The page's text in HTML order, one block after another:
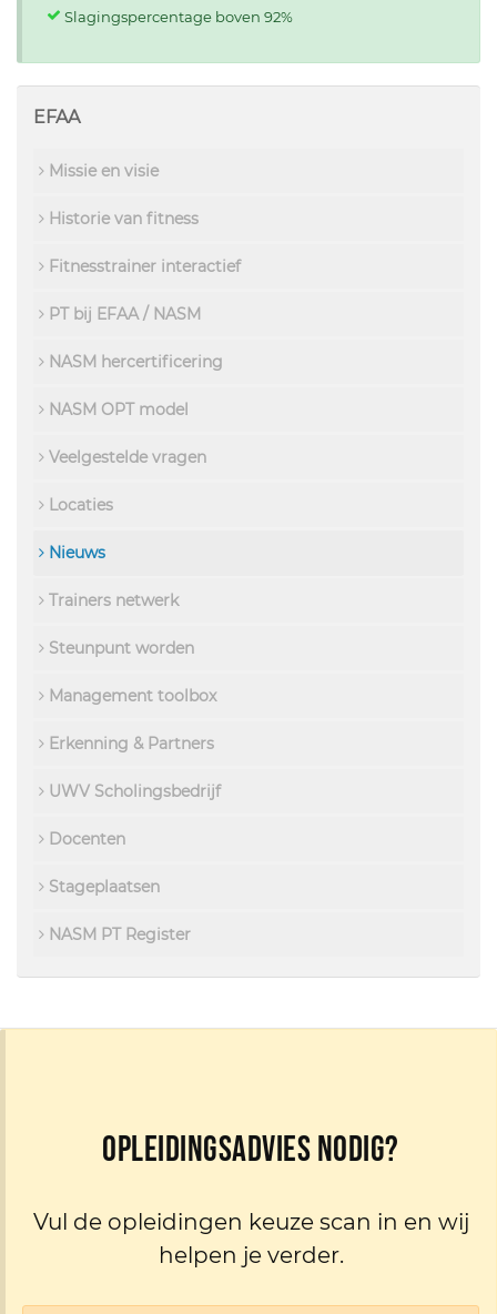
Slagingspercentage boven 92%
EFAA
Missie en visie
Historie van fitness
Fitnesstrainer interactief
PT bij EFAA / NASM
NASM hercertificering
NASM OPT model
Veelgestelde vragen
Locaties
Nieuws
Trainers netwerk
Steunpunt worden
Management toolbox
Erkenning & Partners
UWV Scholingsbedrijf
Docenten
Stageplaatsen
NASM PT Register
Opleidingsadvies nodig?
Vul de opleidingen keuze scan in en wij
helpen je verder.